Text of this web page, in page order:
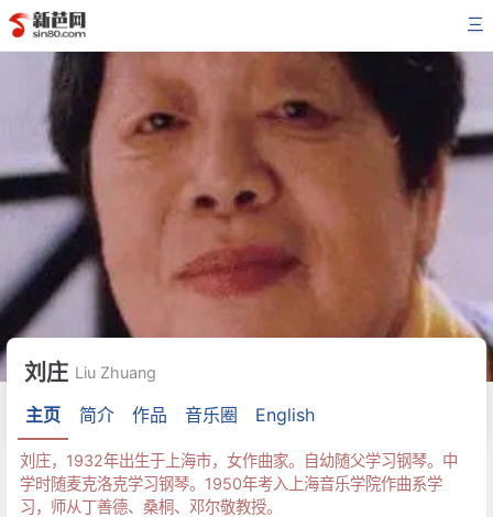
三
刘庄 Liu Zhuang
主页 简介 作品 音乐圈 English
刘庄，1932年出生于上海市，女作曲家。自幼随父学习钢琴。中
学时随麦克洛克学习钢琴。1950年考入上海音乐学院作曲系学
习，师从丁善德、桑桐、邓尔敬教授。